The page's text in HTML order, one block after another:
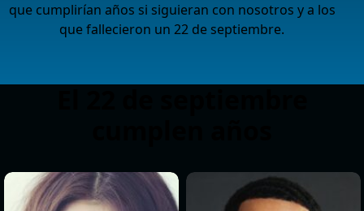
que cumplirían años si siguieran con nosotros y a los
que fallecieron un 22 de septiembre.
> >